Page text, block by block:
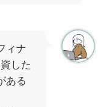
ィナ
した
ある